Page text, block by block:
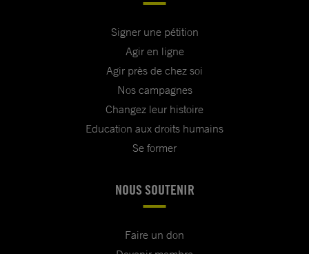
Signer une pétition
Agir en ligne
Agir près de chez soi
Nos campagnes
Changez leur histoire
Education aux droits humains
Se former
NOUS SOUTENIR
Faire un don